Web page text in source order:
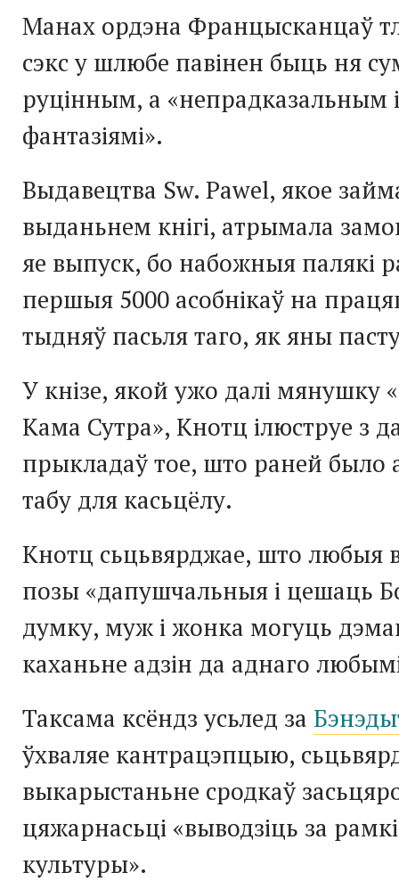
Манах ордэна Францысканцаў
сэкс у шлюбе павінен быць ня
руцінным, а «непрадказальным
фантазіямі».
Выдавецтва Sw. Pawel, якое
выданьнем кнігі, атрымала
яе выпуск, бо набожныя палякі
першыя 5000 асобнікаў на
тыдняў пасьля таго, як яны
У кнізе, якой ужо далі мянушку
Кама Сутра», Кнотц ілюструе з
прыкладаў тое, што раней было
табу для касьцёлу.
Кнотц сьцьвярджае, што любыя
позы «дапушчальныя і цешаць
думку, муж і жонка могуць
каханьне адзін да аднаго
Таксама ксёндз усьлед за
ўхваляе кантрацэпцыю,
выкарыстаньне сродкаў
цяжарнасьці «выводзіць за
культуры».